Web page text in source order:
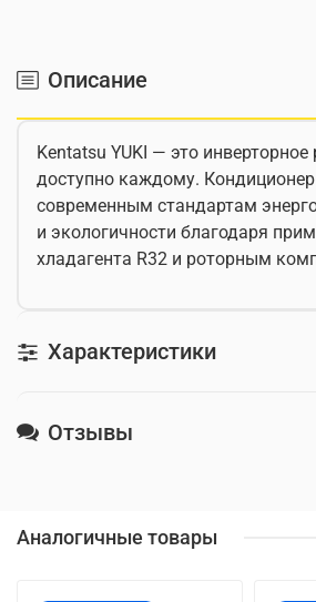
Описание
Kentatsu YUKI — это
доступно каждому. Кондиционер
современным стандартам
и экологичности благодаря
хладагента R32 и роторным
Характеристики
Отзывы
Аналогичные товары